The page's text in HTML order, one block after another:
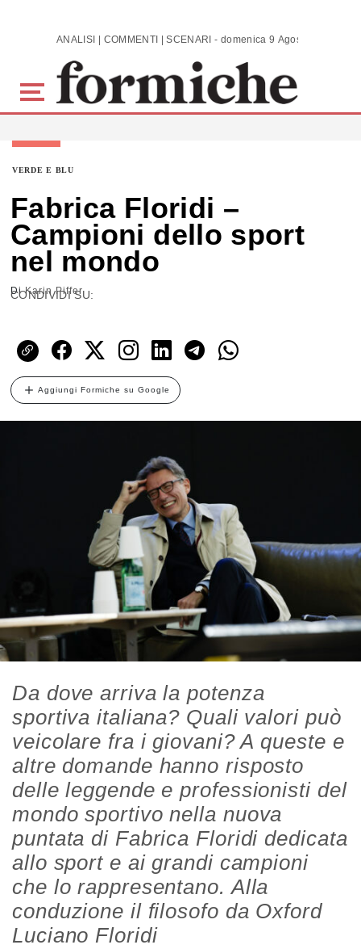
Skip to main content ANALISI | COMMENTI | SCENARI - domenica 9 Agosto 2026
VERDE E BLU
Fabrica Floridi –
Campioni dello sport
nel mondo
DiKarin Piffer
CONDIVIDI SU:
Aggiungi Formiche su Google
Da dove arriva la potenza
sportiva italiana? Quali valori può
veicolare fra i giovani? A queste e
altre domande hanno risposto
delle leggende e professionisti del
mondo sportivo nella nuova
puntata di Fabrica Floridi dedicata
allo sport e ai grandi campioni
che lo rappresentano. Alla
conduzione il filosofo da Oxford
Luciano Floridi